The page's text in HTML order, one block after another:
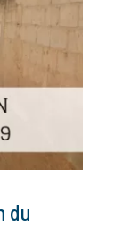
du